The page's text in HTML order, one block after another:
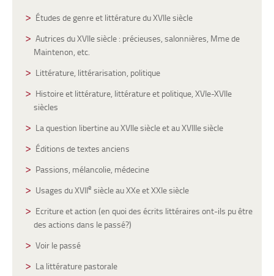
Études de genre et littérature du XVIIe siècle
Autrices du XVIIe siècle : précieuses, salonnières, Mme de
Maintenon, etc.
Littérature, littérarisation, politique
Histoire et littérature, littérature et politique, XVIe-XVIIe
siècles
La question libertine au XVIIe siècle et au XVIIIe siècle
Éditions de textes anciens
Passions, mélancolie, médecine
Usages du XVIIe siècle au XXe et XXIe siècle
Ecriture et action (en quoi des écrits littéraires ont-ils pu être
des actions dans le passé?)
Voir le passé
La littérature pastorale